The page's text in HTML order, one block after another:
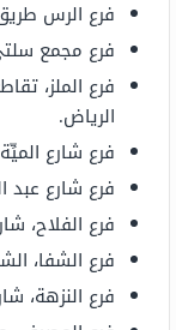
فرع الرس
فرع مجمع
فرع الملز،
الرياض.
فرع شارع
فرع شارع عبد
فرع الفلاح،
فرع الشفا،
فرع النزهة،